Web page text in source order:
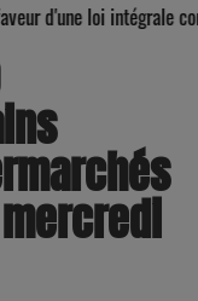
faveur d'une loi